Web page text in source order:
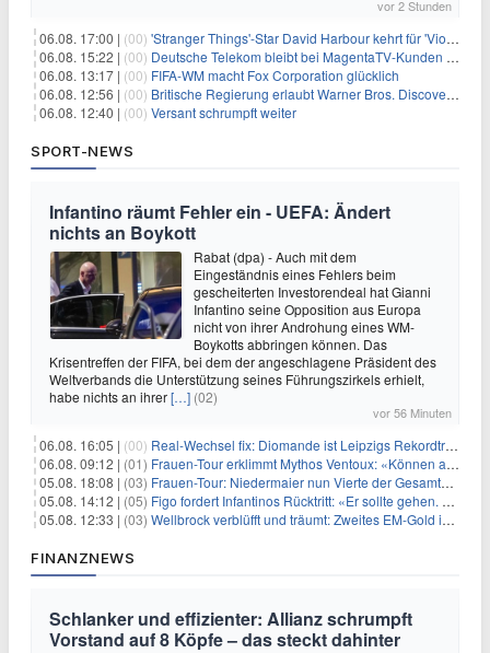
vor 2 Stunden
06.08. 17:00 | (00) 'Stranger Things'-Star David Harbour kehrt für 'Violent Night 2' zurück – Kristen Bell stößt zur Besetzung
06.08. 15:22 | (00) Deutsche Telekom bleibt bei MagentaTV-Kunden vage
06.08. 13:17 | (00) FIFA-WM macht Fox Corporation glücklich
06.08. 12:56 | (00) Britische Regierung erlaubt Warner Bros. Discovery-Übernahme
06.08. 12:40 | (00) Versant schrumpft weiter
SPORT-NEWS
Infantino räumt Fehler ein - UEFA: Ändert
nichts an Boykott
Rabat (dpa) - Auch mit dem
Eingeständnis eines Fehlers beim
gescheiterten Investorendeal hat Gianni
Infantino seine Opposition aus Europa
nicht von ihrer Androhung eines WM-
Boykotts abbringen können. Das
Krisentreffen der FIFA, bei dem der angeschlagene Präsident des
Weltverbands die Unterstützung seines Führungszirkels erhielt,
habe nichts an ihrer[…] (02)
vor 56 Minuten
06.08. 16:05 | (00) Real-Wechsel fix: Diomande ist Leipzigs Rekordtransfer
06.08. 09:12 | (01) Frauen-Tour erklimmt Mythos Ventoux: «Können alles schaffen»
05.08. 18:08 | (03) Frauen-Tour: Niedermaier nun Vierte der Gesamtwertung
05.08. 14:12 | (05) Figo fordert Infantinos Rücktritt: «Er sollte gehen. Jetzt»
05.08. 12:33 | (03) Wellbrock verblüfft und träumt: Zweites EM-Gold in Paris
FINANZNEWS
Schlanker und effizienter: Allianz schrumpft
Vorstand auf 8 Köpfe – das steckt dahinter